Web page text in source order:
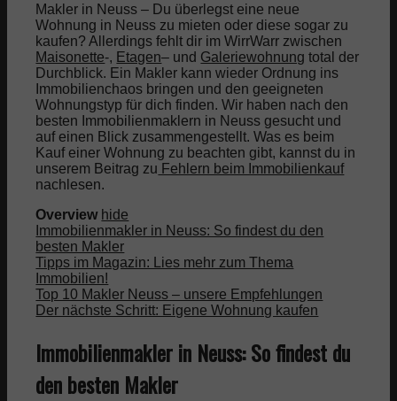
Makler in Neuss – Du überlegst eine neue
Wohnung in Neuss zu mieten oder diese sogar zu
kaufen? Allerdings fehlt dir im WirrWarr zwischen
Maisonette-, Etagen– und Galeriewohnung total der
Durchblick. Ein Makler kann wieder Ordnung ins
Immobilienchaos bringen und den geeigneten
Wohnungstyp für dich finden. Wir haben nach den
besten Immobilienmaklern in Neuss gesucht und
auf einen Blick zusammengestellt. Was es beim
Kauf einer Wohnung zu beachten gibt, kannst du in
unserem Beitrag zu Fehlern beim Immobilienkauf
nachlesen.
Overview hide
Immobilienmakler in Neuss: So findest du den
besten Makler
Tipps im Magazin: Lies mehr zum Thema
Immobilien!
Top 10 Makler Neuss – unsere Empfehlungen
Der nächste Schritt: Eigene Wohnung kaufen
Immobilienmakler in Neuss: So findest du
den besten Makler